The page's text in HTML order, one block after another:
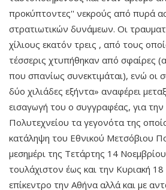
προκύπτοντες'' νεκρούς από πυρά
στρατιωτικών δυνάμεων. Οι
χίλιους εκατόν τρεις , από τους
τέσσερις χτυπήθηκαν από σφαίρες
που σπανίως συνεκτιμάται), ενώ οι
δύο χιλιάδες εξήντα» αναφέρει
εισαγωγή του ο συγγραφέας, για την
Πολυτεχνείου τα γεγονότα της
κατάληψη του Εθνικού Μετσόβιου
μεσημέρι της Τετάρτης 14
τουλάχιστον έως και την Κυριακή
επίκεντρο την Αθήνα αλλά και με